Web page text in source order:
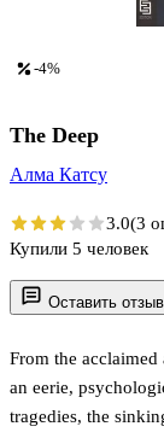
Оставить отзыв
From the
an eerie,
tragedies, the
-4%
The Deep
Алма Катсу
3.0(3
Купили 5 человек